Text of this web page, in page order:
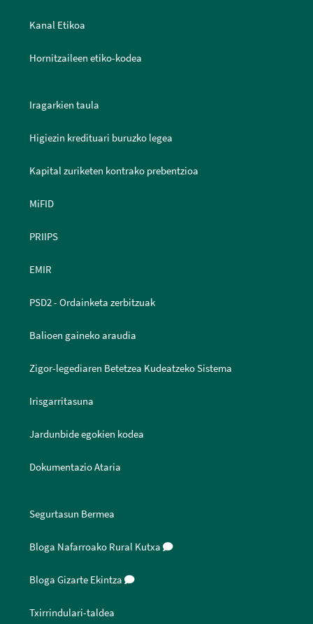
Kanal Etikoa
Hornitzaileen etiko-kodea
Iragarkien taula
Higiezin kredituari buruzko legea
Kapital zuriketen kontrako prebentzioa
MiFID
PRIIPS
EMIR
PSD2 - Ordainketa zerbitzuak
Balioen gaineko araudia
Zigor-legediaren Betetzea Kudeatzeko Sistema
Irisgarritasuna
Jardunbide egokien kodea
Dokumentazio Ataria
Segurtasun Bermea
Bloga Nafarroako Rural Kutxa
Bloga Gizarte Ekintza
Txirrindulari-taldea